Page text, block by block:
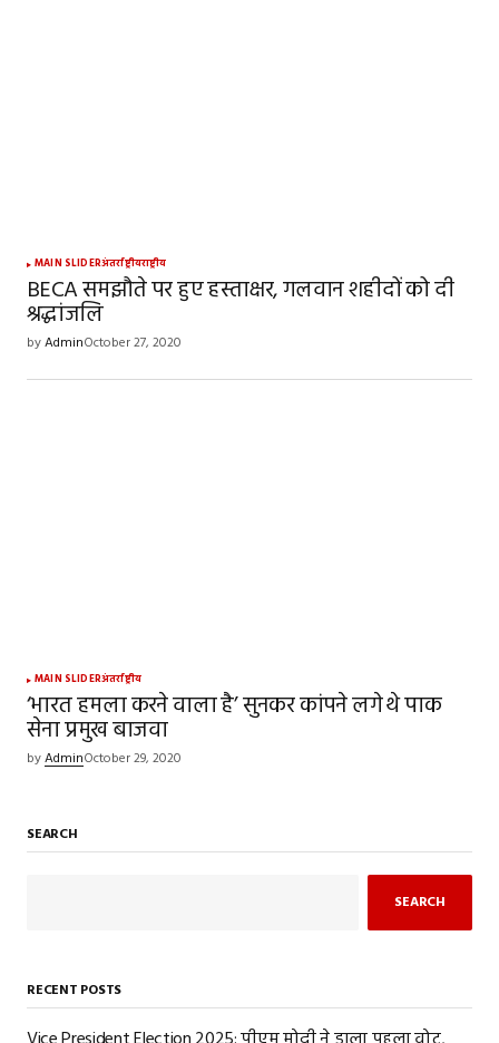
MAIN SLIDERअंतर्राष्ट्रीयराष्ट्रीय
BECA समझौते पर हुए हस्ताक्षर, गलवान शहीदों को दी
श्रद्धांजलि
byAdminOctober 27, 2020
MAIN SLIDERअंतर्राष्ट्रीय
‘भारत हमला करने वाला है’ सुनकर कांपने लगे थे पाक
सेना प्रमुख बाजवा
byAdminOctober 29, 2020
SEARCH
SEARCH
RECENT POSTS